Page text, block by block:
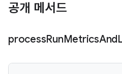
공개 메서드
processRunMetricsAnd